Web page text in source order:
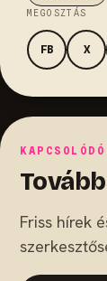
MEGOSZTÁS
FB X
KAPCSOLÓDÓ
Friss hírek